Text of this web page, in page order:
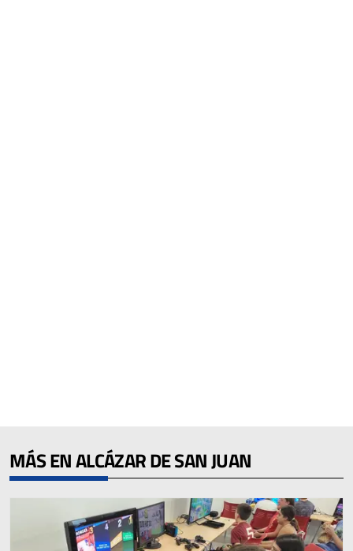
MÁS EN ALCÁZAR DE SAN JUAN